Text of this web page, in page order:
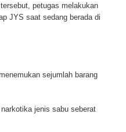
petugas melakukan
JYS saat sedang berada di
sejumlah barang
jenis sabu seberat